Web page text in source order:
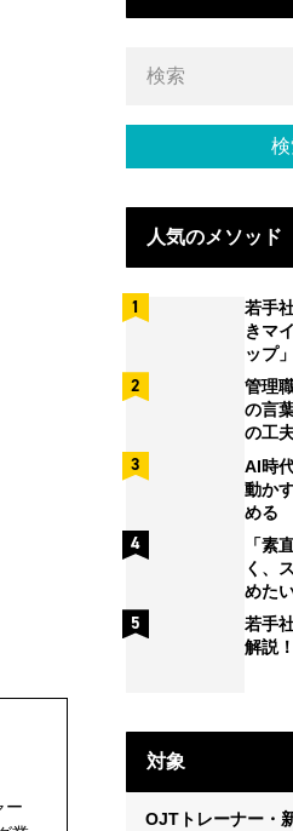
ー
人気のメソッド
若手
きマ
ップ」
管理
の言
の工
AI時
動か
める
「素
く、
めた
若手
解説
対象
OJTトレーナー・